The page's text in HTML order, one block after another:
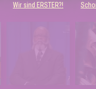
Wir sind ERSTER?!